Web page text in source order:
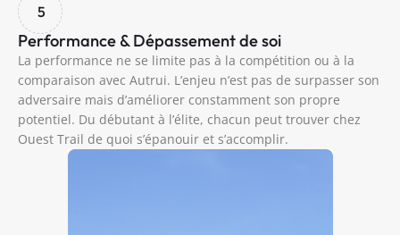
5
Performance & Dépassement de soi
La performance ne se limite pas à la compétition ou à la
comparaison avec Autrui. L’enjeu n’est pas de surpasser son
adversaire mais d’améliorer constamment son propre
potentiel. Du débutant à l’élite, chacun peut trouver chez
Ouest Trail de quoi s’épanouir et s’accomplir.